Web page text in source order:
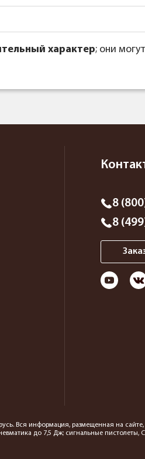
характер; они
8
8
Вся информация, размещенная на
до 7,5 Дж; сигнальные пистолеты,